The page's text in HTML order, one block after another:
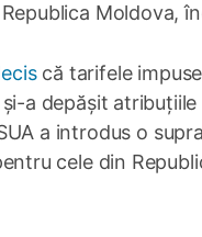
Moldova,
că tarifele
a depășit
a introdus o
cele din